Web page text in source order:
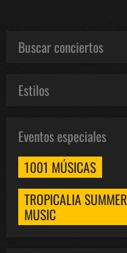
Buscar conciertos
Estilos
Eventos especiales
1001 MÚSICAS
TROPICALIA SUMMER
MUSIC